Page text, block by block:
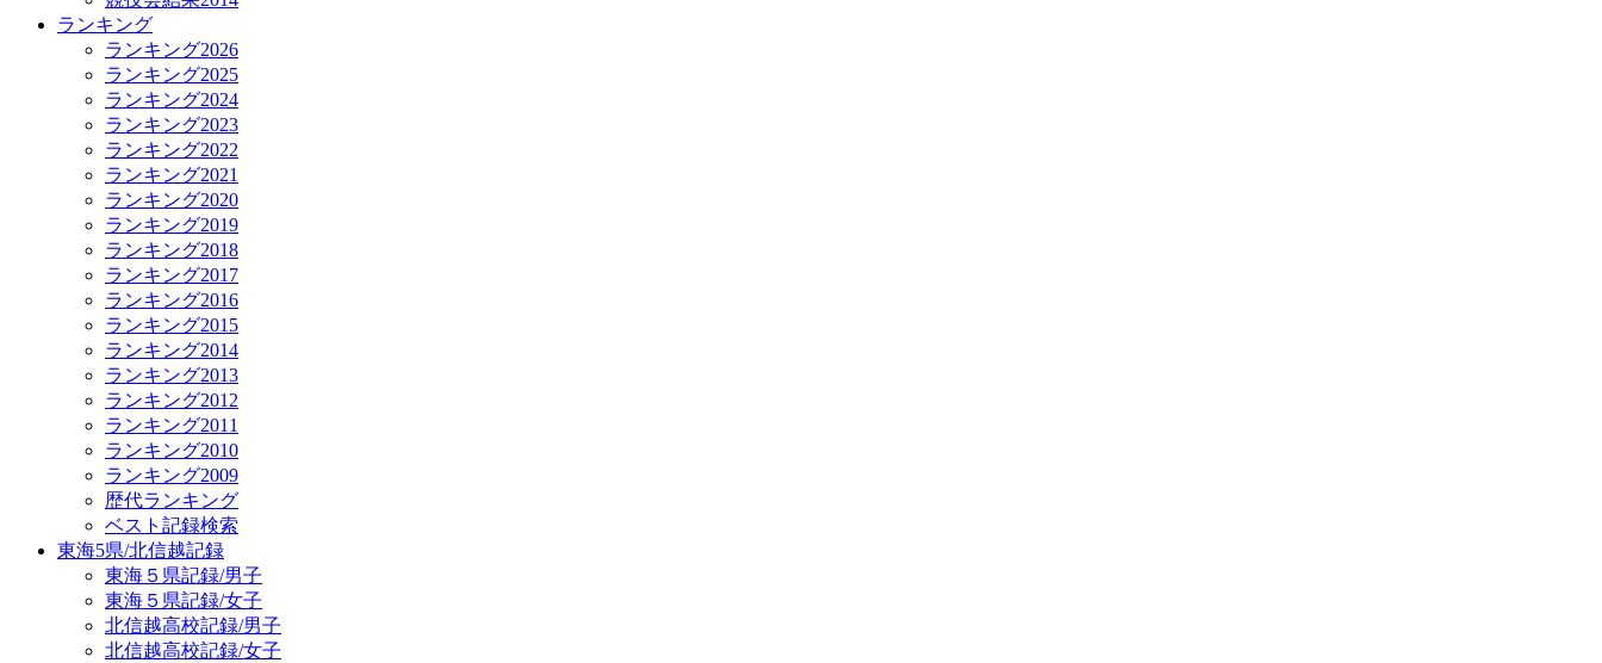
ランキング
ランキング2026
ランキング2025
ランキング2024
ランキング2023
ランキング2022
ランキング2021
ランキング2020
ランキング2019
ランキング2018
ランキング2017
ランキング2016
ランキング2015
ランキング2014
ランキング2013
ランキング2012
ランキング2011
ランキング2010
ランキング2009
歴代ランキング
ベスト記録検索
東海5県/北信越記録
東海５県記録/男子
東海５県記録/女子
北信越高校記録/男子
北信越高校記録/女子